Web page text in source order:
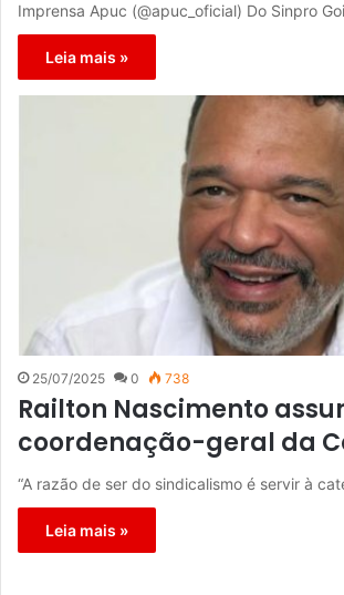
Imprensa Apuc (@apuc_oficial) Do Sinpro
Leia mais »
25/07/2025 0 738
Railton Nascimento
coordenação-geral da
“A razão de ser do sindicalismo é servir à
Leia mais »